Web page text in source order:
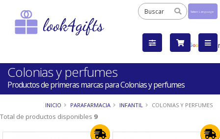
by
Colonias y perfumes
Productos de primeras marcas para Colonias y perfumes
INICIO PARAFARMACIA INFANTIL COLONIAS Y PERFUMES
Total de productos disponibles 9